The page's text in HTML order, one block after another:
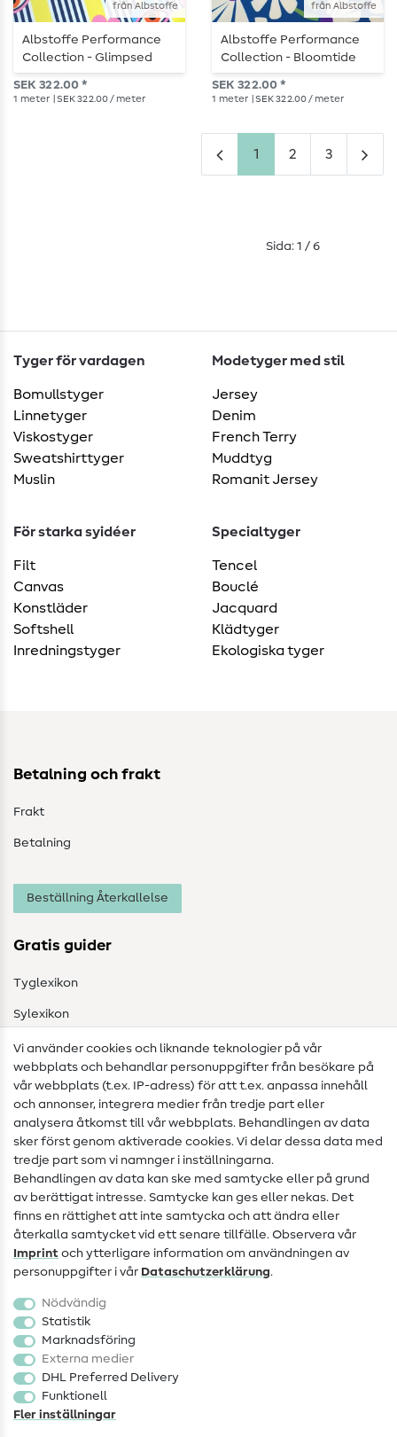
från Albstoffe
Albstoffe Performance
Collection - Glimpsed
Yellow
SEK 322.00 *
1 meter | SEK 322.00 / meter
från Albstoffe
Albstoffe Performance
Collection - Bloomtide
Blue
SEK 322.00 *
1 meter | SEK 322.00 / meter
1 2 3
Sida: 1 / 6
Tyger för vardagen
Bomullstyger
Linnetyger
Viskostyger
Sweatshirttyger
Muslin
Modetyger med stil
Jersey
Denim
French Terry
Muddtyg
Romanit Jersey
För starka syidéer
Filt
Canvas
Konstläder
Softshell
Inredningstyger
Specialtyger
Tencel
Bouclé
Jacquard
Klädtyger
Ekologiska tyger
Betalning och frakt
Frakt
Betalning
Beställning Återkallelse
Gratis guider
Tyglexikon
Sylexikon
Sömnadsinstruktioner
Hjälp & kontakt
Kontakt
Information om byte av operatör
FAQ
Ångerrätt
Populärt
Sytillbehör
Rea
Vi använder cookies och liknande teknologier på vår
webbplats och behandlar personuppgifter från besökare på
vår webbplats (t.ex. IP-adress) för att t.ex. anpassa innehåll
och annonser, integrera medier från tredje part eller
analysera åtkomst till vår webbplats. Behandlingen av data
sker först genom aktiverade cookies. Vi delar dessa data med
tredje part som vi namnger i inställningarna.
Behandlingen av data kan ske med samtycke eller på grund
av berättigat intresse. Samtycke kan ges eller nekas. Det
finns en rättighet att inte samtycka och att ändra eller
återkalla samtycket vid ett senare tillfälle. Observera vår
Imprint och ytterligare information om användningen av
personuppgifter i vår Data­schutz­erklärung.
Nödvändig
Statistik
Marknadsföring
Externa medier
DHL Preferred Delivery
Funktionell
Fler inställningar